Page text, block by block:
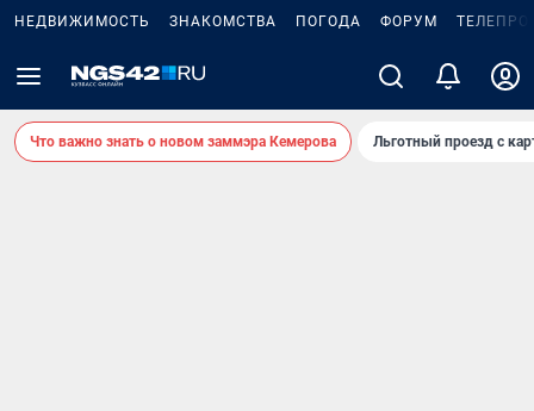
НЕДВИЖИМОСТЬ ЗНАКОМСТВА ПОГОДА ФОРУМ
Что важно знать о новом заммэра Кемерова Льготный проезд с